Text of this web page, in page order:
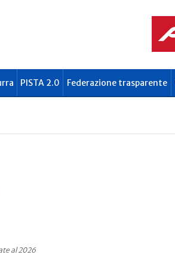
PISTA 2.0 Federazione trasparente
al 2026